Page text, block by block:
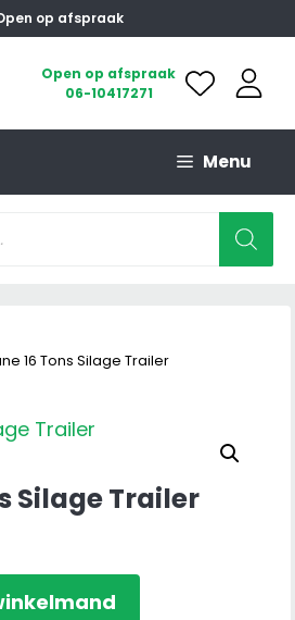
op afspraak
Open op afspraak
06-10417271
Menu
16 Tons Silage Trailer
Silage Trailer